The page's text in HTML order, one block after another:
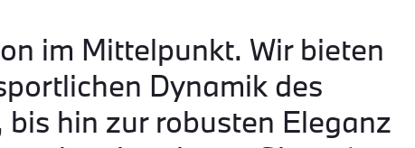
im Mittelpunkt. Wir bieten
Dynamik des
hin zur robusten Eleganz